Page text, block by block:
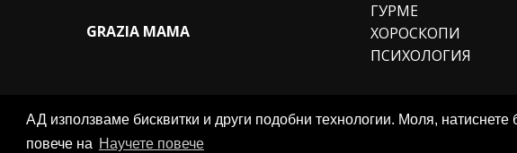
АД използваме бисквитки и други подобни технологии. Моля,
повече на Научете повече
GRAZIA MAMA
ГУРМЕ
ХОРОСКОПИ
ПСИХОЛОГИЯ
© 2026 Grazia Media LLC. All Rights Reserved.